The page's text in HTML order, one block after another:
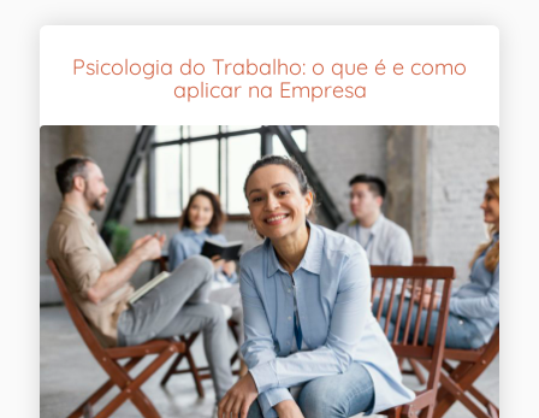
Psicologia do Trabalho: o que é e como
aplicar na Empresa